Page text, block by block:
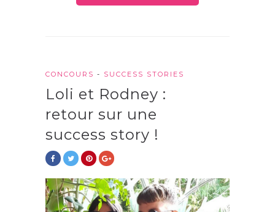
CONCOURS - SUCCESS STORIES
Loli et Rodney :
retour sur une
success story !